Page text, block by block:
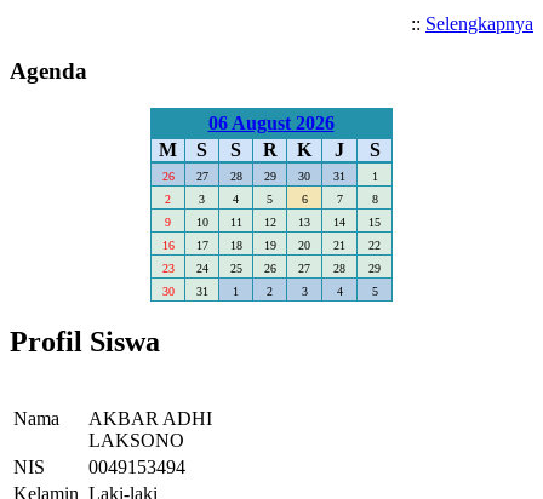
:: Selengkapnya
Agenda
06 August 2026
M
S S R K J S
26 27 28 29 30 31
1
2
3 4 5 6 7
8
9
10 11 12 13 14
15
16
17 18 19 20 21
22
23
24 25 26 27 28
29
30
31 1 2 3 4 5
Profil Siswa
Nama
AKBAR ADHI
LAKSONO
NIS
0049153494
Kelamin Laki-laki